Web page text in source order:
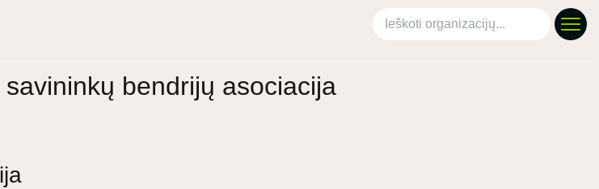
Ieškoti organizacijų
bendrijų asociacija